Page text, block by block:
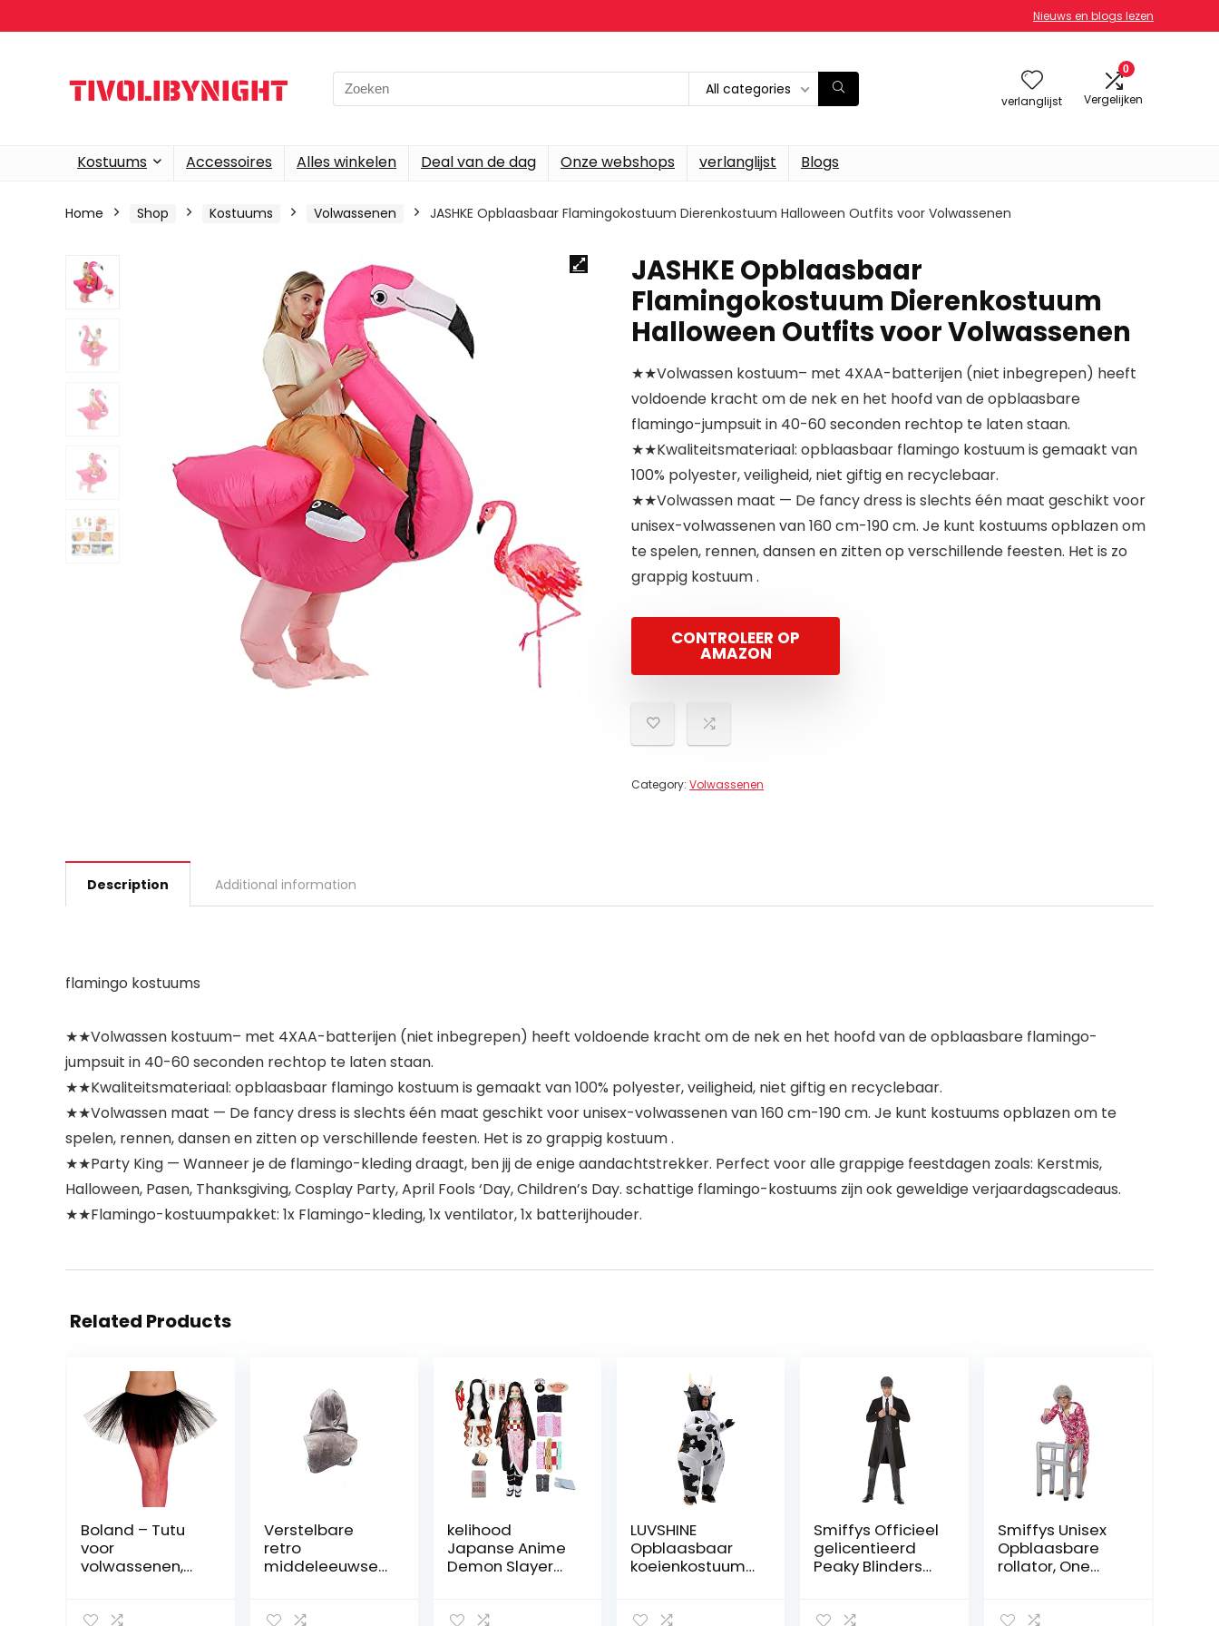
Nieuws en blogs lezen
Search
for:
All categories
verlanglijst
0
Vergelijken
Kostuums Accessoires Alles winkelen Deal van de dag Onze webshops verlanglijst Blogs
Home Shop Kostuums Volwassenen JASHKE Opblaasbaar Flamingokostuum Dierenkostuum Halloween Outfits voor Volwassenen
JASHKE Opblaasbaar
Flamingokostuum Dierenkostuum
Halloween Outfits voor Volwassenen
★★Volwassen kostuum– met 4XAA-batterijen (niet inbegrepen) heeft
voldoende kracht om de nek en het hoofd van de opblaasbare
flamingo-jumpsuit in 40-60 seconden rechtop te laten staan.
★★Kwaliteitsmateriaal: opblaasbaar flamingo kostuum is gemaakt van
100% polyester, veiligheid, niet giftig en recyclebaar.
★★Volwassen maat — De fancy dress is slechts één maat geschikt voor
unisex-volwassenen van 160 cm-190 cm. Je kunt kostuums opblazen om
te spelen, rennen, dansen en zitten op verschillende feesten. Het is zo
grappig kostuum .
CONTROLEER OP
AMAZON
Category: Volwassenen
Description Additional information
flamingo kostuums
★★Volwassen kostuum– met 4XAA-batterijen (niet inbegrepen) heeft voldoende kracht om de nek en het hoofd van de opblaasbare flamingo-
jumpsuit in 40-60 seconden rechtop te laten staan.
★★Kwaliteitsmateriaal: opblaasbaar flamingo kostuum is gemaakt van 100% polyester, veiligheid, niet giftig en recyclebaar.
★★Volwassen maat — De fancy dress is slechts één maat geschikt voor unisex-volwassenen van 160 cm-190 cm. Je kunt kostuums opblazen om te
spelen, rennen, dansen en zitten op verschillende feesten. Het is zo grappig kostuum .
★★Party King — Wanneer je de flamingo-kleding draagt, ben jij de enige aandachtstrekker. Perfect voor alle grappige feestdagen zoals: Kerstmis,
Halloween, Pasen, Thanksgiving, Cosplay Party, April Fools ‘Day, Children’s Day. schattige flamingo-kostuums zijn ook geweldige verjaardagscadeaus.
★★Flamingo-kostuumpakket: 1x Flamingo-kleding, 1x ventilator, 1x batterijhouder.
Related Products
Boland – Tutu
voor
volwassenen,
tailleband,
Verstelbare
retro
middeleeuwse
lederen
kelihood
Japanse Anime
Demon Slayer
Cosplay
LUVSHINE
Opblaasbaar
koeienkostuum
schattig
Smiffys Officieel
gelicentieerd
Peaky Blinders
Smiffys Unisex
Opblaasbare
rollator, One